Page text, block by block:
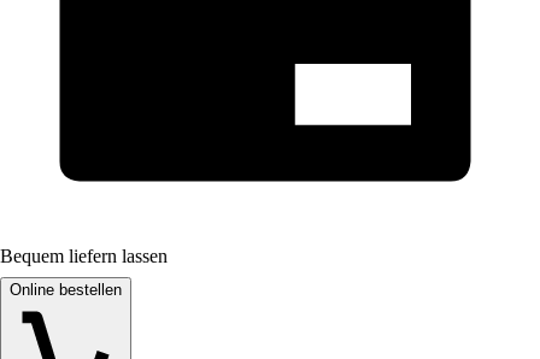
Bequem liefern lassen
Online bestellen